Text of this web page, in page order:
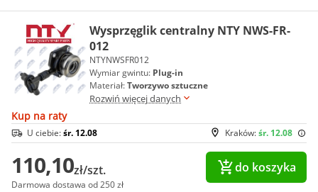
Wysprzęglik centralny NTY NWS-FR-
012
NTYNWSFR012
Wymiar gwintu: Plug-in
Materiał:Tworzywo sztuczne
Rozwiń więcej danych
Kup na raty
Kraków:śr. 12.08
U ciebie:śr. 12.08
110,10zł/szt.
Darmowa dostawa od 250 zł
do koszyka